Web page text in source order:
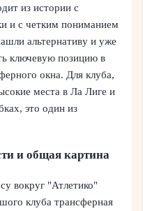
из истории с
и с четким пониманием
альтернативу и уже
ключевую позицию в
окна. Для клуба,
места в Ла Лиге и
это один из
и общая картина
вокруг "Атлетико"
клуба трансферная